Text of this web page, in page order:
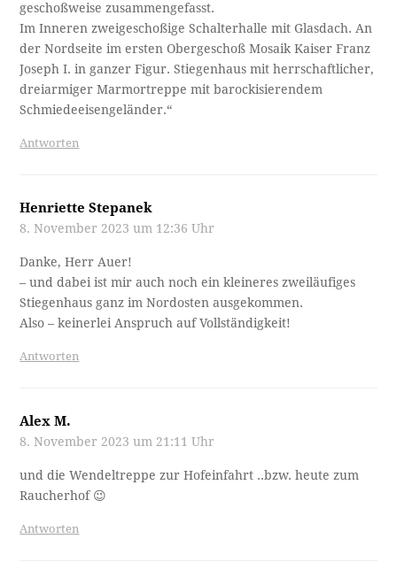
geschoßweise zusammengefasst.
Im Inneren zweigeschoßige Schalterhalle mit Glasdach. An
der Nordseite im ersten Obergeschoß Mosaik Kaiser Franz
Joseph I. in ganzer Figur. Stiegenhaus mit herrschaftlicher,
dreiarmiger Marmortreppe mit barockisierendem
Schmiedeeisengeländer.“
Antworten
Henriette Stepanek
8. November 2023 um 12:36 Uhr
Danke, Herr Auer!
– und dabei ist mir auch noch ein kleineres zweiläufiges
Stiegenhaus ganz im Nordosten ausgekommen.
Also – keinerlei Anspruch auf Vollständigkeit!
Antworten
Alex M.
8. November 2023 um 21:11 Uhr
und die Wendeltreppe zur Hofeinfahrt ..bzw. heute zum
Raucherhof 😉
Antworten